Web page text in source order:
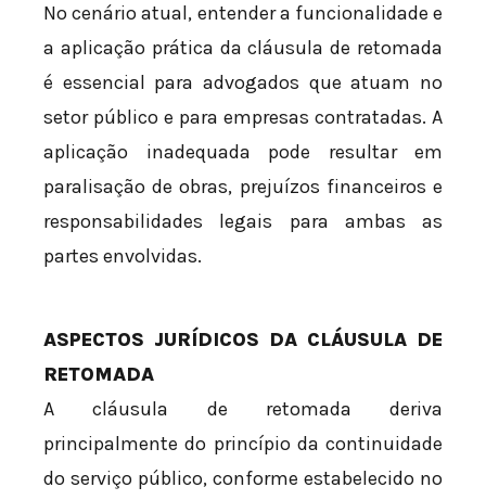
No cenário atual, entender a funcionalidade e
a aplicação prática da cláusula de retomada
é essencial para advogados que atuam no
setor público e para empresas contratadas. A
aplicação inadequada pode resultar em
paralisação de obras, prejuízos financeiros e
responsabilidades legais para ambas as
partes envolvidas.
ASPECTOS JURÍDICOS DA CLÁUSULA DE
RETOMADA
A cláusula de retomada deriva
principalmente do princípio da continuidade
do serviço público, conforme estabelecido no